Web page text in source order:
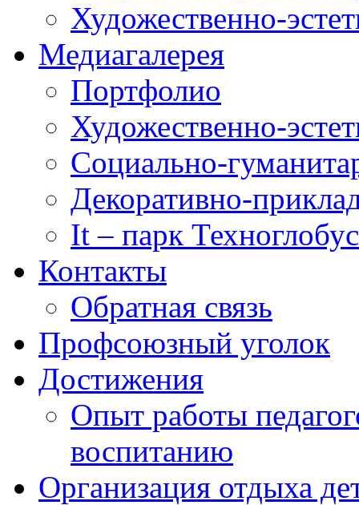
Художественно-
Медиагалерея
Портфолио
Художественно-
Социально-
Декоративно-
It – парк Техноглобус
Контакты
Обратная связь
Профсоюзный уголок
Достижения
Опыт работы
воспитанию
Организация отдыха